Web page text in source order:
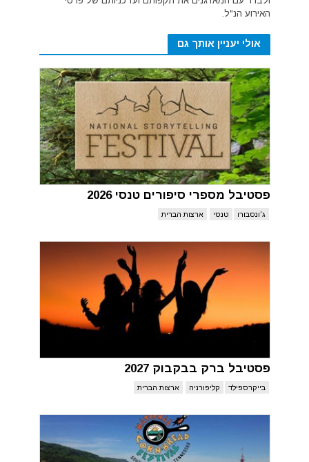
האירוע הנ"ל.
אולי יעניין אותך גם
פסטיבל מספרי סיפורים טנסי 2026
ג'ונסבורו טנסי ארצות הברית
פסטיבל ברק בבקבוק 2027
בייקרספילד קליפורניה ארצות הברית